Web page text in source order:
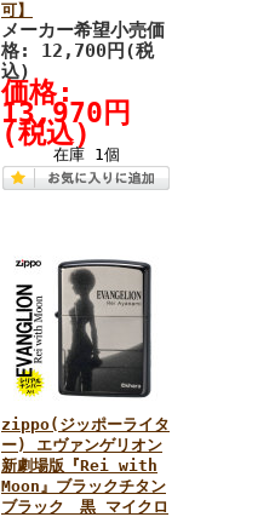
可】
メーカー希望小売価
格: 12,700円(税
込)
価格:
13,970円
(税込)
在庫 1個
zippo(ジッポーライタ
ー) エヴァンゲリオン
新劇場版『Rei with
Moon』ブラックチタン
ブラック 黒 マイクロ